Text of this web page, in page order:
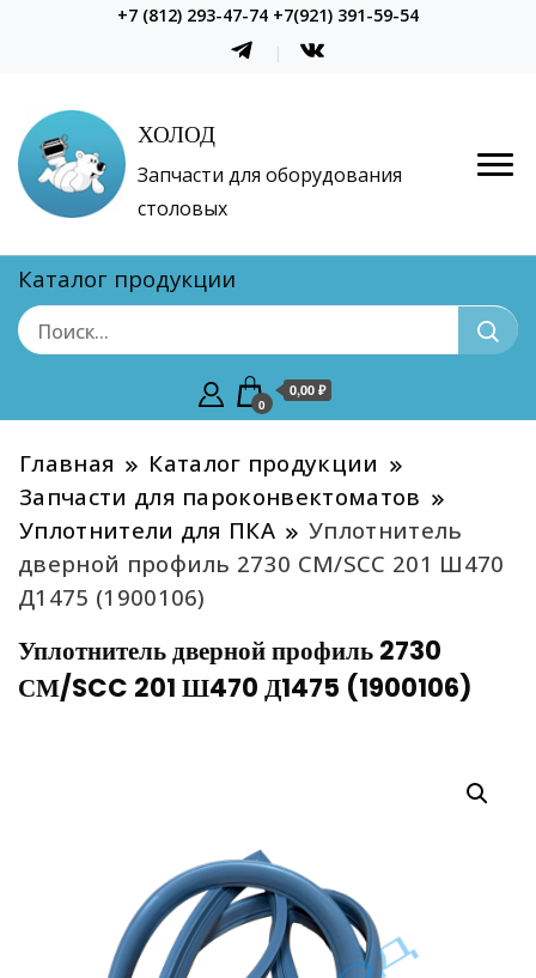
+7 (812) 293-47-74 +7(921) 391-59-54
ХОЛОД
Запчасти для оборудования
столовых
Каталог продукции
0
0,00 ₽
Главная
Каталог продукции
Запчасти для пароконвектоматов
Уплотнители для ПКА
Уплотнитель
дверной профиль 2730 СМ/SCC 201 Ш470
Д1475 (1900106)
Уплотнитель дверной профиль 2730
СМ/SCC 201 Ш470 Д1475 (1900106)